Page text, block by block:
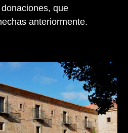
que
anteriormente.